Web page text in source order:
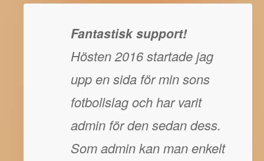
Fantastisk support!
Hösten 2016 startade jag
upp en sida för min sons
fotbollslag och har varit
admin för den sedan dess.
Som admin kan man enkelt